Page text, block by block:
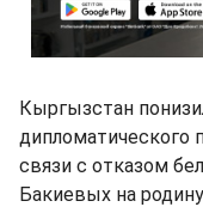
Кыргызстан
дипломатического
связи с отказом
Бакиевых на